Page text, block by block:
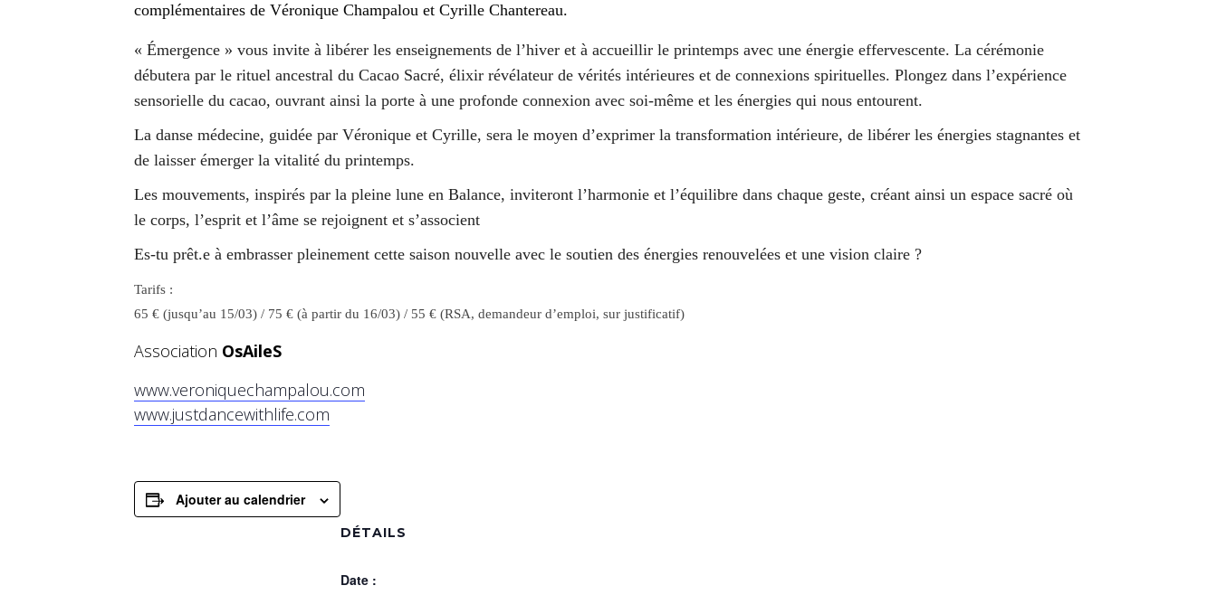
complémentaires de Véronique Champalou et Cyrille Chantereau.
« Émergence » vous invite à libérer les enseignements de l’hiver et à accueillir le printemps avec une énergie effervescente. La cérémonie
débutera par le rituel ancestral du Cacao Sacré, élixir révélateur de vérités intérieures et de connexions spirituelles. Plongez dans l’expérience
sensorielle du cacao, ouvrant ainsi la porte à une profonde connexion avec soi-même et les énergies qui nous entourent.
La danse médecine, guidée par Véronique et Cyrille, sera le moyen d’exprimer la transformation intérieure, de libérer les énergies stagnantes et
de laisser émerger la vitalité du printemps.
Les mouvements, inspirés par la pleine lune en Balance, inviteront l’harmonie et l’équilibre dans chaque geste, créant ainsi un espace sacré où
le corps, l’esprit et l’âme se rejoignent et s’associent
Es-tu prêt.e à embrasser pleinement cette saison nouvelle avec le soutien des énergies renouvelées et une vision claire ?
Tarifs :
65 € (jusqu’au 15/03) / 75 € (à partir du 16/03) / 55 € (RSA, demandeur d’emploi, sur justificatif)
Association OsAileS
www.veroniquechampalou.com
www.justdancewithlife.com
Ajouter au calendrier
DÉTAILS
Date :